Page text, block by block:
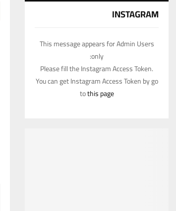
INSTAGRAM
This message appears for Admin Users
only:
Please fill the Instagram Access Token.
You can get Instagram Access Token by go
tothis page